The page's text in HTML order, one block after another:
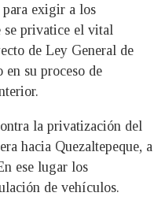
exigir a los
se privatice el vital
de Ley General de
en su proceso de
la privatización del
hacia Quezaltepeque, a
ese lugar los
de vehículos.